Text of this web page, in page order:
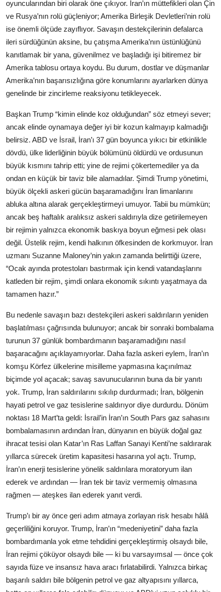
oyuncularından biri olarak öne çıkıyor. İran’ın müttefikleri olan Çin
ve Rusya’nın rolü güçleniyor; Amerika Birleşik Devletleri’nin rolü
ise önemli ölçüde zayıflıyor. Savaşın destekçilerinin defalarca
ileri sürdüğünün aksine, bu çatışma Amerika’nın üstünlüğünü
kanıtlamak bir yana, güvenilmez ve başladığı işi bitiremez bir
Amerika tablosu ortaya koydu. Bu durum, dostlar ve düşmanlar
Amerika’nın başarısızlığına göre konumlarını ayarlarken dünya
genelinde bir zincirleme reaksiyonu tetikleyecek.
Başkan Trump “kimin elinde koz olduğundan” söz etmeyi sever;
ancak elinde oynamaya değer iyi bir kozun kalmayıp kalmadığı
belirsiz. ABD ve İsrail, İran’ı 37 gün boyunca yıkıcı bir etkinlikle
dövdü, ülke liderliğinin büyük bölümünü öldürdü ve ordusunun
büyük kısmını tahrip etti; yine de rejimi çökertemediler ya da
ondan en küçük bir taviz bile alamadılar. Şimdi Trump yönetimi,
büyük ölçekli askeri gücün başaramadığını İran limanlarını
abluka altına alarak gerçekleştirmeyi umuyor. Tabii bu mümkün;
ancak beş haftalık aralıksız askeri saldırıyla dize getirilemeyen
bir rejimin yalnızca ekonomik baskıya boyun eğmesi pek olası
değil. Üstelik rejim, kendi halkının öfkesinden de korkmuyor. İran
uzmanı Suzanne Maloney’nin yakın zamanda belirttiği üzere,
“Ocak ayında protestoları bastırmak için kendi vatandaşlarını
katleden bir rejim, şimdi onlara ekonomik sıkıntı yaşatmaya da
tamamen hazır.”
Bu nedenle savaşın bazı destekçileri askeri saldırıların yeniden
başlatılması çağrısında bulunuyor; ancak bir sonraki bombalama
turunun 37 günlük bombardımanın başaramadığını nasıl
başaracağını açıklayamıyorlar. Daha fazla askeri eylem, İran’ın
komşu Körfez ülkelerine misilleme yapmasına kaçınılmaz
biçimde yol açacak; savaş savunucularının buna da bir yanıtı
yok. Trump, İran saldırılarını sıkılıp durdurmadı; İran, bölgenin
hayati petrol ve gaz tesislerine saldırıyor diye durdurdu. Dönüm
noktası 18 Mart’ta geldi: İsrail’in İran’ın South Pars gaz sahasını
bombalamasının ardından İran, dünyanın en büyük doğal gaz
ihracat tesisi olan Katar’ın Ras Laffan Sanayi Kenti’ne saldırarak
yıllarca sürecek üretim kapasitesi hasarına yol açtı. Trump,
İran’ın enerji tesislerine yönelik saldırılara moratoryum ilan
ederek ve ardından — İran tek bir taviz vermemiş olmasına
rağmen — ateşkes ilan ederek yanıt verdi.
Trump’ı bir ay önce geri adım atmaya zorlayan risk hesabı hâlâ
geçerliliğini koruyor. Trump, İran’ın “medeniyetini” daha fazla
bombardımanla yok etme tehdidini gerçekleştirmiş olsaydı bile,
İran rejimi çöküyor olsaydı bile — ki bu varsayımsal — önce çok
sayıda füze ve insansız hava aracı fırlatabilirdi. Yalnızca birkaç
başarılı saldırı bile bölgenin petrol ve gaz altyapısını yıllarca,